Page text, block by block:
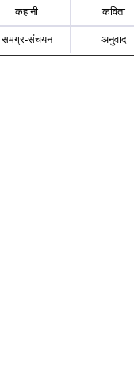
कहानी कविता
समग्र-संचयन अनुवाद